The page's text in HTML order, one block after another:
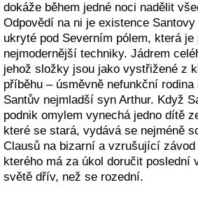
dokáže během jedné noci nadělit
Odpovědí na ni je existence
ukryté pod Severním pólem, která
nejmodernější techniky. Jádrem
jehož složky jsou jako vystřižené z
příběhu – úsměvně nefunkční rodina
Santův nejmladší syn Arthur. Když
podnik omylem vynechá jedno dítě
které se stará, vydává se nejméně
Clausů na bizarní a vzrušující závod
kterého má za úkol doručit poslední
světě dřív, než se rozední.